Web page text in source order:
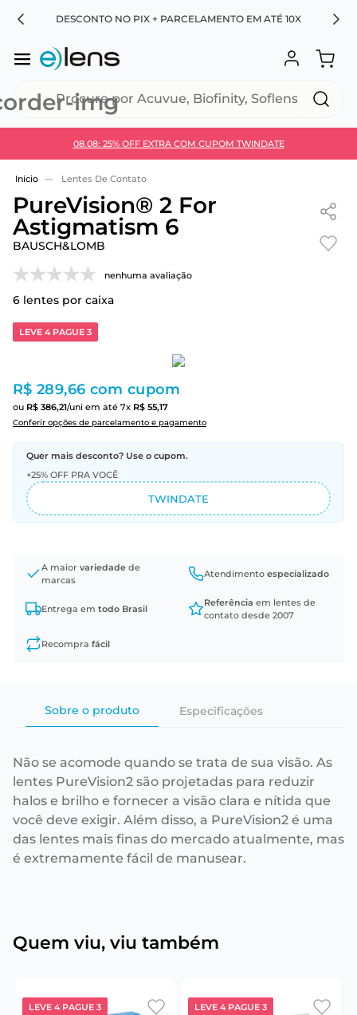
DESCONTO NO PIX + PARCELAMENTO EM ATÉ 10X
08.08: 25% OFF EXTRA COM CUPOM TWINDATE
Use 30HOJE e ganhe 30% OFF + economia extra no
Lentes De Contato
PureVision® 2 For
Astigmatism 6
BAUSCH&LOMB
nenhuma avaliação
6 lentes por caixa
LEVE 4 PAGUE 3
R$ 289,66 com cupom
ou R$ 386,21/uni em até 7x R$ 55,17
Conferir opções de parcelamento e pagamento
Quer mais desconto? Use o cupom.
+25% OFF PRA VOCÊ
TWINDATE
A maior variedade de
marcas
Atendimento especializado
Entrega em todo Brasil
Referência em lentes de
contato desde 2007
Recompra fácil
Sobre o produto Especificações
Não se acomode quando se trata de sua visão. As
lentes PureVision2 são projetadas para reduzir
halos e brilho e fornecer a visão clara e nítida que
você deve exigir. Além disso, a PureVision2 é uma
das lentes mais finas do mercado atualmente, mas
é extremamente fácil de manusear.
Quem viu, viu também
LEVE 4 PAGUE 3 LEVE 4 PAGUE 3